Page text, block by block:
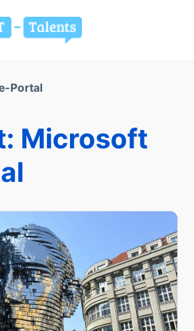
Portal
Microsoft